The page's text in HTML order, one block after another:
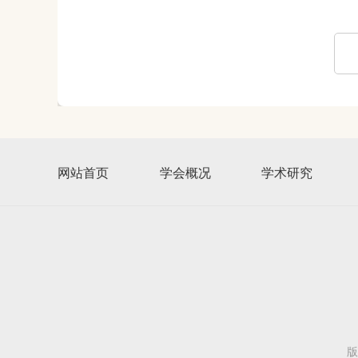
网站首页 学会概况 学术研究